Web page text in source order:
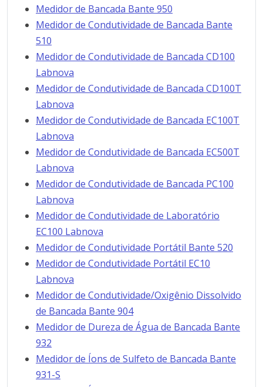
Medidor de Bancada Bante 950
Medidor de Condutividade de Bancada Bante
510
Medidor de Condutividade de Bancada CD100
Labnova
Medidor de Condutividade de Bancada CD100T
Labnova
Medidor de Condutividade de Bancada EC100T
Labnova
Medidor de Condutividade de Bancada EC500T
Labnova
Medidor de Condutividade de Bancada PC100
Labnova
Medidor de Condutividade de Laboratório
EC100 Labnova
Medidor de Condutividade Portátil Bante 520
Medidor de Condutividade Portátil EC10
Labnova
Medidor de Condutividade/Oxigênio Dissolvido
de Bancada Bante 904
Medidor de Dureza de Água de Bancada Bante
932
Medidor de Íons de Sulfeto de Bancada Bante
931-S